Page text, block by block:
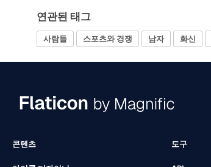
연관된 태그
사람들 스포츠와 경쟁 남자 화신
콘텐츠 도구